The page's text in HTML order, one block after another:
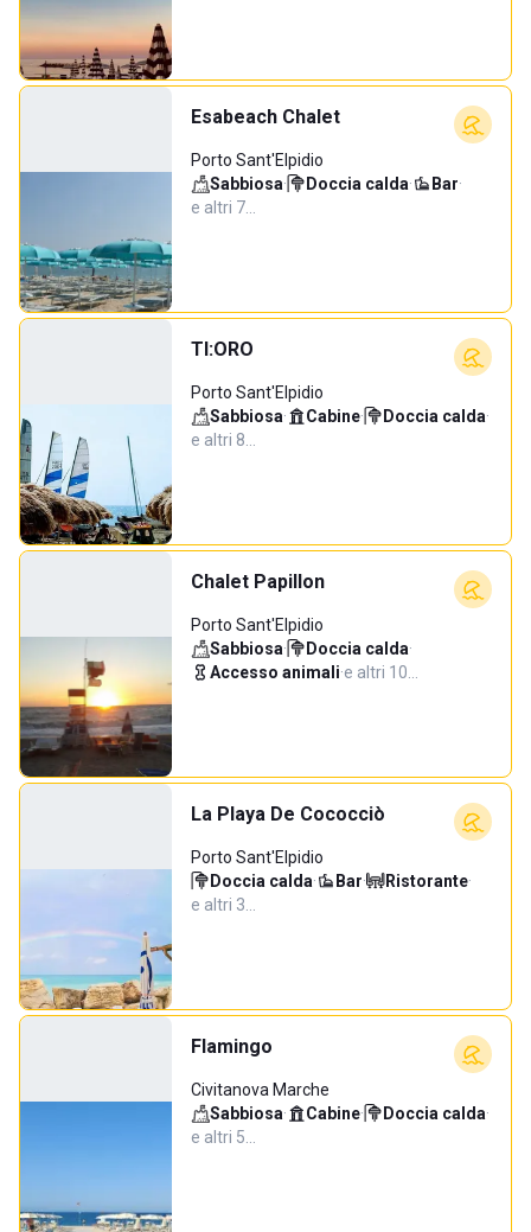
Esabeach Chalet
Porto Sant'Elpidio
Sabbiosa· Doccia calda· Bar·
e altri 7…
TI:ORO
Porto Sant'Elpidio
Sabbiosa· Cabine· Doccia calda·
e altri 8…
Chalet Papillon
Porto Sant'Elpidio
Sabbiosa· Doccia calda·
Accesso animali·e altri 10…
La Playa De Cococciò
Porto Sant'Elpidio
Doccia calda· Bar· Ristorante·
e altri 3…
Flamingo
Civitanova Marche
Sabbiosa· Cabine· Doccia calda·
e altri 5…